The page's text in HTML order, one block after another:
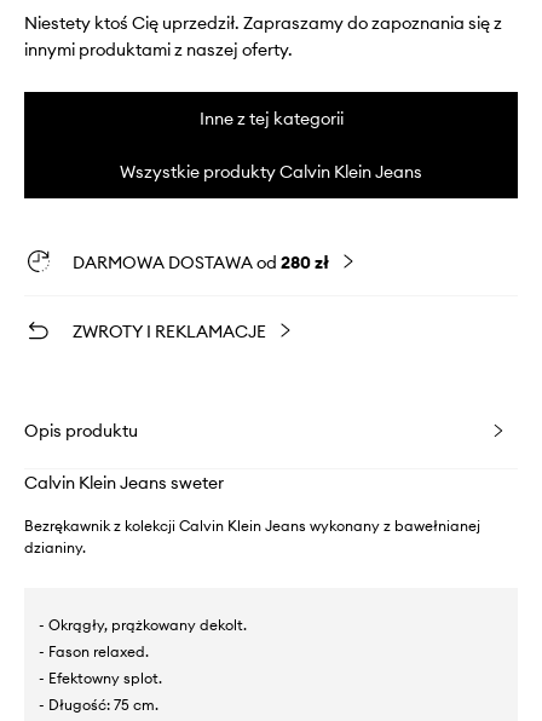
Niestety ktoś Cię uprzedził. Zapraszamy do zapoznania się z
innymi produktami z naszej oferty.
Inne z tej kategorii
Wszystkie produkty Calvin Klein Jeans
DARMOWA DOSTAWA od 280 zł
ZWROTY I REKLAMACJE
Opis produktu
Calvin Klein Jeans sweter
Bezrękawnik z kolekcji Calvin Klein Jeans wykonany z bawełnianej
dzianiny.
- Okrągły, prążkowany dekolt.
- Fason relaxed.
- Efektowny splot.
- Długość: 75 cm.